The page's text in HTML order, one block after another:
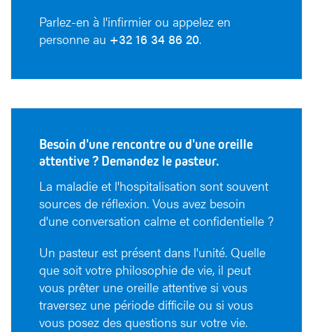
Parlez-en à l'infirmier ou appelez en
personne au +32 16 34 86 20.
Besoin d'une rencontre ou d'une oreille
attentive ? Demandez le pasteur.
La maladie et l'hospitalisation sont souvent
sources de réflexion. Vous avez besoin
d'une conversation calme et confidentielle ?
Un pasteur est présent dans l'unité. Quelle
que soit votre philosophie de vie, il peut
vous prêter une oreille attentive si vous
traversez une période difficile ou si vous
vous posez des questions sur votre vie.